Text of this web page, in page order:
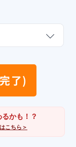
了)
かも！？
こちら＞